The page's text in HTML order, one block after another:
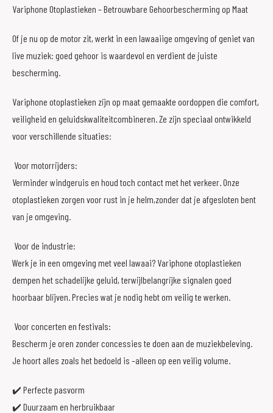
Variphone Otoplastieken – Betrouwbare Gehoorbescherming op Maat
Of je nu op de motor zit, werkt in een lawaaiige omgeving of geniet van
live muziek: goed gehoor is waardevol en verdient de juiste
bescherming.
Variphone otoplastieken zijn op maat gemaakte oordoppen die comfort,
veiligheid en geluidskwaliteitcombineren. Ze zijn speciaal ontwikkeld
voor verschillende situaties:
Voor motorrijders:
Verminder windgeruis en houd toch contact met het verkeer. Onze
otoplastieken zorgen voor rust in je helm,zonder dat je afgesloten bent
van je omgeving.
Voor de industrie:
Werk je in een omgeving met veel lawaai? Variphone otoplastieken
dempen het schadelijke geluid, terwijlbelangrijke signalen goed
hoorbaar blijven. Precies wat je nodig hebt om veilig te werken.
Voor concerten en festivals:
Bescherm je oren zonder concessies te doen aan de muziekbeleving.
Je hoort alles zoals het bedoeld is –alleen op een veilig volume.
✔️ Perfecte pasvorm
✔️ Duurzaam en herbruikbaar